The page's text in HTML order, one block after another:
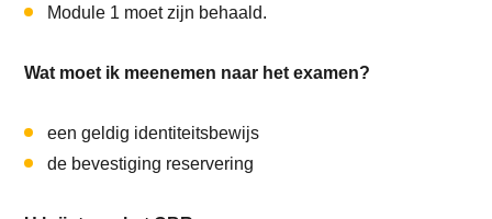
Module 1 moet zijn behaald.
Wat moet ik meenemen naar het examen?
een geldig identiteitsbewijs
de bevestiging reservering